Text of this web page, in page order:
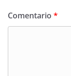
Comentario *